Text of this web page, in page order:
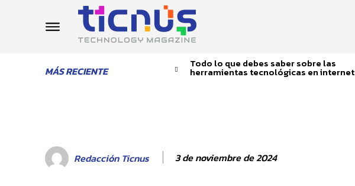
MÁS RECIENTE
Todo lo que debes saber sobre las
herramientas tecnológicas en internet
Redacción Ticnus 3 de noviembre de 2024